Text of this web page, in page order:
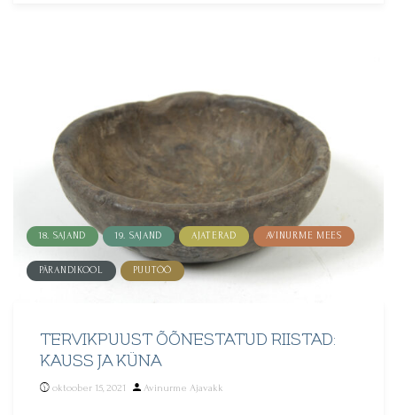
18. SAJAND 19. SAJAND AJATERAD AVINURME MEES
PÄRANDIKOOL PUUTÖÖ
TERVIKPUUST ÕÕNESTATUD RIISTAD:
KAUSS JA KÜNA
oktoober 15, 2021
Posted
Avinurme Ajavakk